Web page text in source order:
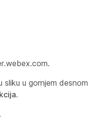
.
sliku u gornjem desnom
.
.